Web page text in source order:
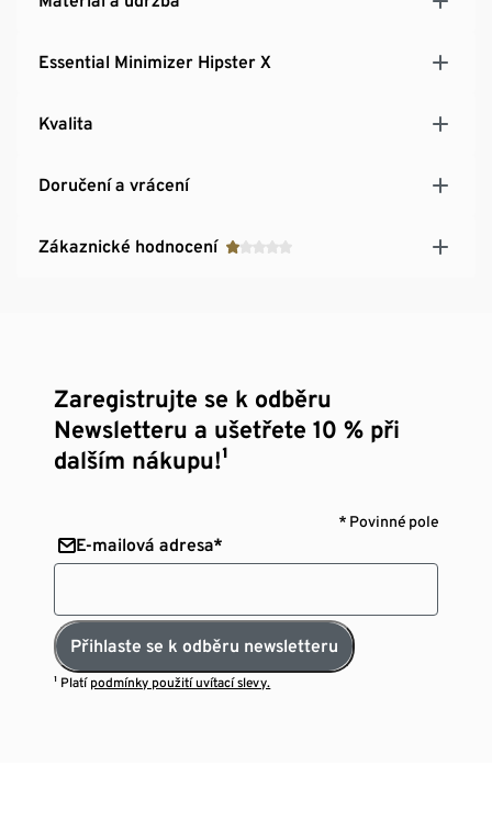
Essential Minimizer Hipster X
Kvalita
Doručení a vrácení
Zákaznické hodnocení
Zaregistrujte se k odběru
Newsletteru a ušetřete 10 % při
dalším nákupu!¹
* Povinné pole
E-mailová adresa*
Přihlaste se k odběru newsletteru
¹ Platí podmínky použití uvítací slevy.